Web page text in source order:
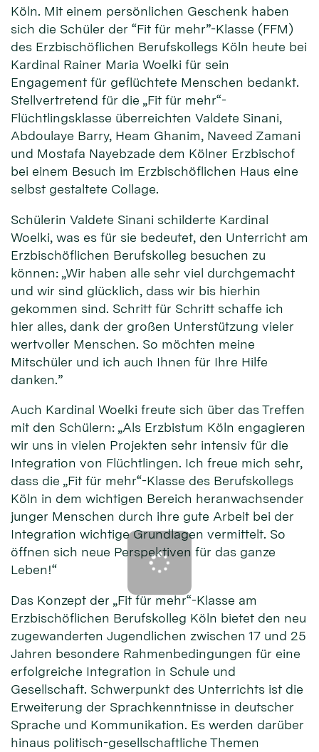
Köln. Mit einem persönlichen Geschenk haben
sich die Schüler der “Fit für mehr”-Klasse (FFM)
des Erzbischöflichen Berufskollegs Köln heute bei
Kardinal Rainer Maria Woelki für sein
Engagement für geflüchtete Menschen bedankt.
Stellvertretend für die „Fit für mehr“-
Flüchtlingsklasse überreichten Valdete Sinani,
Abdoulaye Barry, Heam Ghanim, Naveed Zamani
und Mostafa Nayebzade dem Kölner Erzbischof
bei einem Besuch im Erzbischöflichen Haus eine
selbst gestaltete Collage.
Schülerin Valdete Sinani schilderte Kardinal
Woelki, was es für sie bedeutet, den Unterricht am
Erzbischöflichen Berufskolleg besuchen zu
können: „Wir haben alle sehr viel durchgemacht
und wir sind glücklich, dass wir bis hierhin
gekommen sind. Schritt für Schritt schaffe ich
hier alles, dank der großen Unterstützung vieler
wertvoller Menschen. So möchten meine
Mitschüler und ich auch Ihnen für Ihre Hilfe
danken.”
Auch Kardinal Woelki freute sich über das Treffen
mit den Schülern: „Als Erzbistum Köln engagieren
wir uns in vielen Projekten sehr intensiv für die
Integration von Flüchtlingen. Ich freue mich sehr,
dass die „Fit für mehr“-Klasse des Berufskollegs
Köln in dem wichtigen Bereich heranwachsender
junger Menschen durch ihre gute Arbeit bei der
Integration wichtige Grundlagen vermittelt. So
öffnen sich neue Perspektiven für das ganze
Leben!“
Das Konzept der „Fit für mehr“-Klasse am
Erzbischöflichen Berufskolleg Köln bietet den neu
zugewanderten Jugendlichen zwischen 17 und 25
Jahren besondere Rahmenbedingungen für eine
erfolgreiche Integration in Schule und
Gesellschaft. Schwerpunkt des Unterrichts ist die
Erweiterung der Sprachkenntnisse in deutscher
Sprache und Kommunikation. Es werden darüber
hinaus politisch-gesellschaftliche Themen